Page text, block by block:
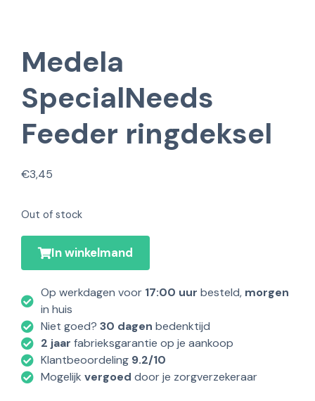
Medela
SpecialNeeds
Feeder ringdeksel
€3,45
Out of stock
In winkelmand
Op werkdagen voor 17:00 uur besteld, morgen
in huis
Niet goed? 30 dagen bedenktijd
2 jaar fabrieksgarantie op je aankoop
Klantbeoordeling 9.2/10
Mogelijk vergoed door je zorgverzekeraar